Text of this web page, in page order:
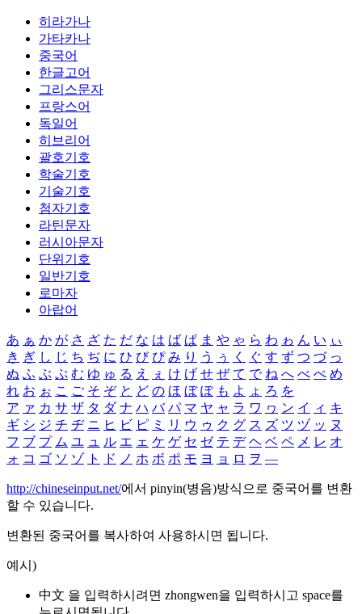
히라가나
가타카나
중국어
한글고어
그리스문자
프랑스어
독일어
히브리어
괄호기호
학술기호
기술기호
첨자기호
라틴문자
러시아문자
단위기호
일반기호
로마자
아랍어
あ ぁ か が さ ざ た だ な は ば ぱ ま や ゃ ら わ ゎ ん い ぃ
き ぎ し じ ち ぢ に ひ び ぴ み り う ぅ く ぐ す ず つ づ っ
ぬ ふ ぶ ぷ む ゆ ゅ る え ぇ け げ せ ぜ て で ね へ べ ぺ め
れ お ぉ こ ご そ ぞ と ど の ほ ぼ ぽ も よ ょ ろ を
ア ァ カ サ ザ タ ダ ナ ハ バ パ マ ヤ ャ ラ ワ ヮ ン イ ィ キ
ギ シ ジ チ ヂ ニ ヒ ビ ピ ミ リ ウ ゥ ク グ ス ズ ツ ヅ ッ ヌ
フ ブ プ ム ユ ュ ル エ ェ ケ ゲ セ ゼ テ デ ヘ ベ ペ メ レ オ
ォ コ ゴ ソ ゾ ト ド ノ ホ ボ ポ モ ヨ ョ ロ ヲ ―
http://chineseinput.net/에서 pinyin(병음)방식으로 중국어를 변환
할 수 있습니다.
변환된 중국어를 복사하여 사용하시면 됩니다.
예시)
中文 을 입력하시려면 zhongwen을 입력하시고 space를